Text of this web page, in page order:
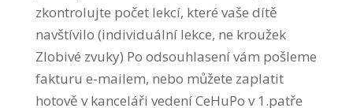
zkontrolujte počet lekcí, které vaše dítě
navštívilo (individuální lekce, ne kroužek
Zlobivé zvuky) Po odsouhlasení vám pošleme
fakturu e-mailem, nebo můžete zaplatit
hotově v kanceláři vedení CeHuPo v 1.patře